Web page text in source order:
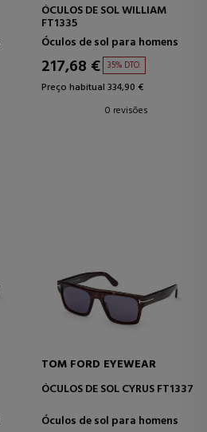
ÓCULOS DE SOL WILLIAM
FT1335
Óculos de sol para homens
217,68 € 35% DTO.
Preço habitual 334,90 €
0 revisões
TOM FORD EYEWEAR
ÓCULOS DE SOL CYRUS FT1337
Óculos de sol para homens